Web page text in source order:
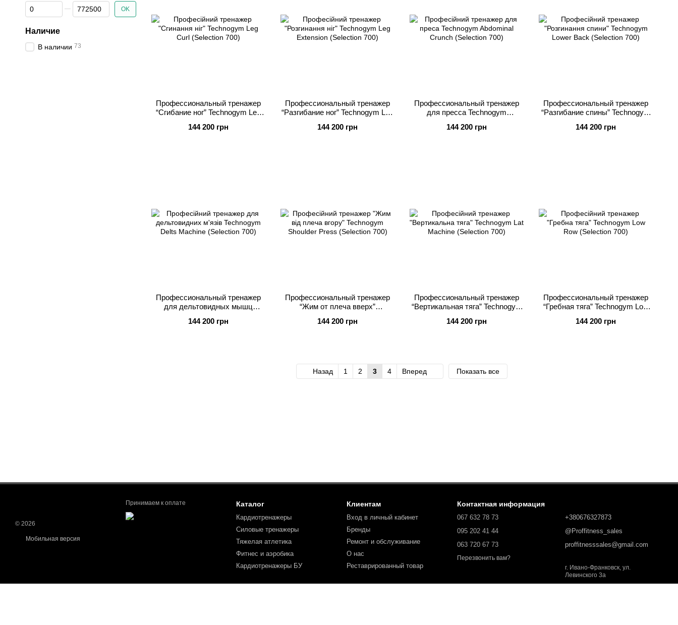
Профессиональный тренажер
“Сгибание ног” Technogym Leg
144 200 грн
Профессиональный тренажер
“Разгибание ног” Technogym Leg
144 200 грн
Профессиональный тренажер
для пресса Technogym
144 200 грн
Профессиональный тренажер
“Разгибание спины” Technogym
144 200 грн
Профессиональный тренажер
для дельтовидных мышц
(Selection 700)
144 200 грн
Профессиональный тренажер
“Жим от плеча вверх”
(Selection 700)
144 200 грн
Профессиональный тренажер
“Вертикальная тяга” Technogym
144 200 грн
Профессиональный тренажер
“Гребная тяга” Technogym Low
144 200 грн
Назад 1 2 3 4 Вперед Показать все
От Цена, грн
До Цена, грн OK
Наличие
В наличии 73
© 2026
Мобильная версия
Принимаем к оплате Каталог
Кардиотренажеры
Силовые тренажеры
Тяжелая атлетика
Фитнес и аэробика
Кардиотренажеры БУ
Клиентам
Вход в личный кабинет
Бренды
Ремонт и обслуживание
О нас
Реставрированный товар
Контактная информация
067 632 78 73
095 202 41 44
063 720 67 73
Перезвонить вам?
+380676327873
@Proffitness_sales
proffitnesssales@gmail.com
г. Ивано-Франковск, ул.
Левинского 3а